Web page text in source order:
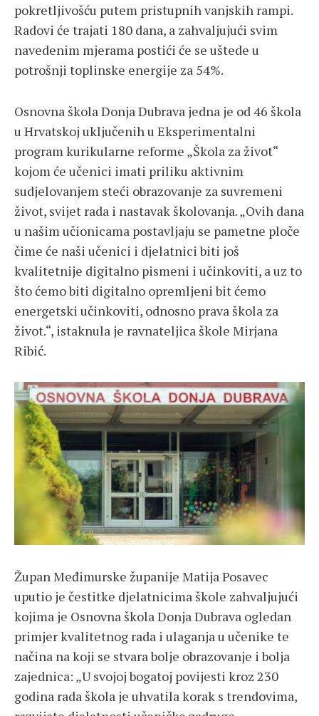
pokretljivošću putem pristupnih vanjskih rampi.
Radovi će trajati 180 dana, a zahvaljujući svim
navedenim mjerama postići će se uštede u
potrošnji toplinske energije za 54%.
Osnovna škola Donja Dubrava jedna je od 46 škola
u Hrvatskoj uključenih u Eksperimentalni
program kurikularne reforme „Škola za život“
kojom će učenici imati priliku aktivnim
sudjelovanjem steći obrazovanje za suvremeni
život, svijet rada i nastavak školovanja. „Ovih dana
u našim učionicama postavljaju se pametne ploče
čime će naši učenici i djelatnici biti još
kvalitetnije digitalno pismeni i učinkoviti, a uz to
što ćemo biti digitalno opremljeni bit ćemo
energetski učinkoviti, odnosno prava škola za
život.“, istaknula je ravnateljica škole Mirjana
Ribić.
Župan Međimurske županije Matija Posavec
uputio je čestitke djelatnicima škole zahvaljujući
kojima je Osnovna škola Donja Dubrava ogledan
primjer kvalitetnog rada i ulaganja u učenike te
načina na koji se stvara bolje obrazovanje i bolja
zajednica: „U svojoj bogatoj povijesti kroz 230
godina rada škola je uhvatila korak s trendovima,